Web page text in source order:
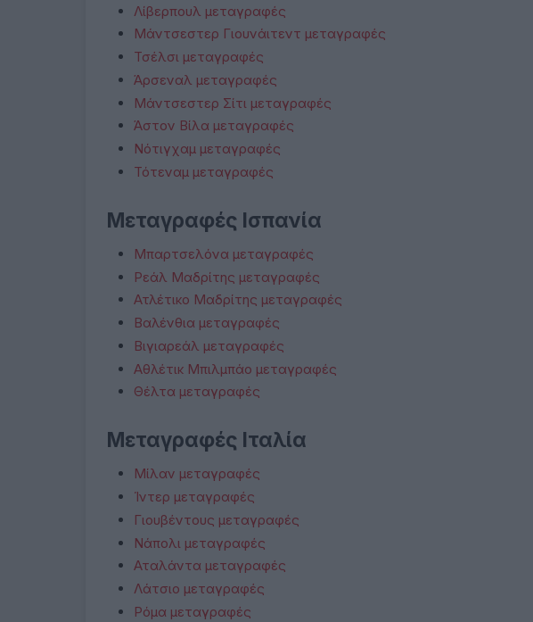
Λίβερπουλ μεταγραφές
Μάντσεστερ Γιουνάιτεντ μεταγραφές
Τσέλσι μεταγραφές
Άρσεναλ μεταγραφές
Μάντσεστερ Σίτι μεταγραφές
Άστον Βίλα μεταγραφές
Νότιγχαμ μεταγραφές
Τότεναμ μεταγραφές
Μεταγραφές Ισπανία
Μπαρτσελόνα μεταγραφές
Ρεάλ Μαδρίτης μεταγραφές
Ατλέτικο Μαδρίτης μεταγραφές
Βαλένθια μεταγραφές
Βιγιαρεάλ μεταγραφές
Αθλέτικ Μπιλμπάο μεταγραφές
Θέλτα μεταγραφές
Μεταγραφές Ιταλία
Μίλαν μεταγραφές
Ίντερ μεταγραφές
Γιουβέντους μεταγραφές
Νάπολι μεταγραφές
Αταλάντα μεταγραφές
Λάτσιο μεταγραφές
Ρόμα μεταγραφές